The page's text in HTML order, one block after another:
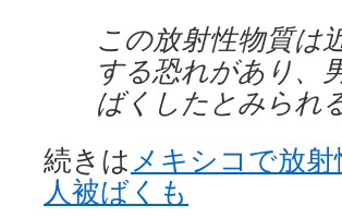
この放射性物質は
する恐れがあり、
ばくしたとみられる
続きはメキシコで放
人被ばくも